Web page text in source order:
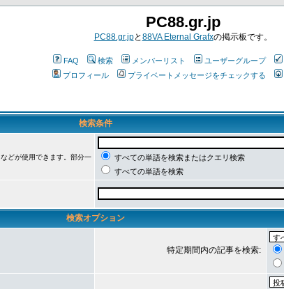
PC88.gr.jp
PC88.gr.jpと88VA Eternal Grafxの掲示板です。
FAQ 検索 メンバーリスト ユーザーグループ
プロフィール
プライベートメッセージをチェックする
検索条件
どが使用できます。部分一
すべての単語を検索またはクエリ検索
すべての単語を検索
検索オプション
特定期間内の記事を検索: